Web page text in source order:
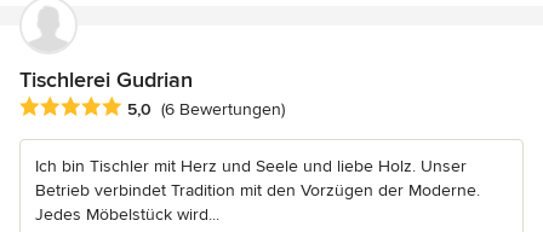
Tischlerei Gudrian
Durchschnittliche Bewertung: 5 von 5 Sternen
5,0 (6 Bewertungen)
Ich bin Tischler mit Herz und Seele und liebe Holz. Unser
Betrieb verbindet Tradition mit den Vorzügen der Moderne.
Jedes Möbelstück wird...